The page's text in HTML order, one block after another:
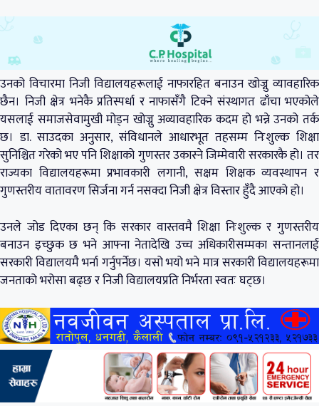
उनको विचारमा निजी विद्यालयहरूलाई नाफारहित बनाउन खोज्नु व्यावहारिक
छैन। निजी क्षेत्र भनेकै प्रतिस्पर्धा र नाफासँगै टिक्ने संस्थागत ढाँचा भएकोले
यसलाई समाजसेवामुखी मोड्न खोज्नु अव्यावहारिक कदम हो भन्ने उनको तर्क
छ। डा. साउदका अनुसार, संविधानले आधारभूत तहसम्म निःशुल्क शिक्षा
सुनिश्चित गरेको भए पनि शिक्षाको गुणस्तर उकास्ने जिम्मेवारी सरकारकै हो। तर
राज्यका विद्यालयहरूमा प्रभावकारी लगानी, सक्षम शिक्षक व्यवस्थापन र
गुणस्तरीय वातावरण सिर्जना गर्न नसक्दा निजी क्षेत्र विस्तार हुँदै आएको हो।
उनले जोड दिएका छन् कि सरकार वास्तवमै शिक्षा निःशुल्क र गुणस्तरीय
बनाउन इच्छुक छ भने आफ्ना नेतादेखि उच्च अधिकारीसम्मका सन्तानलाई
सरकारी विद्यालयमै भर्ना गर्नुपर्नेछ। यसो भयो भने मात्र सरकारी विद्यालयहरूमा
जनताको भरोसा बढ्छ र निजी विद्यालयप्रति निर्भरता स्वतः घट्छ।